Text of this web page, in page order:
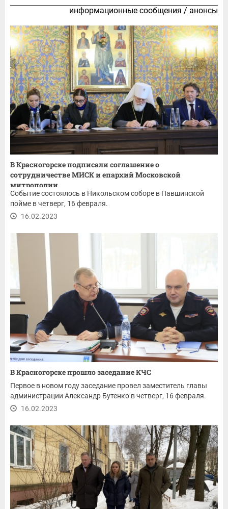
информационные сообщения / анонсы
В Красногорске подписали соглашение о
сотрудничестве МИСК и епархий Московской
митрополии
Событие состоялось в Никольском соборе в Павшинской
пойме в четверг, 16 февраля.
16.02.2023
В Красногорске прошло заседание КЧС
Первое в новом году заседание провел заместитель главы
администрации Александр Бутенко в четверг, 16 февраля.
16.02.2023